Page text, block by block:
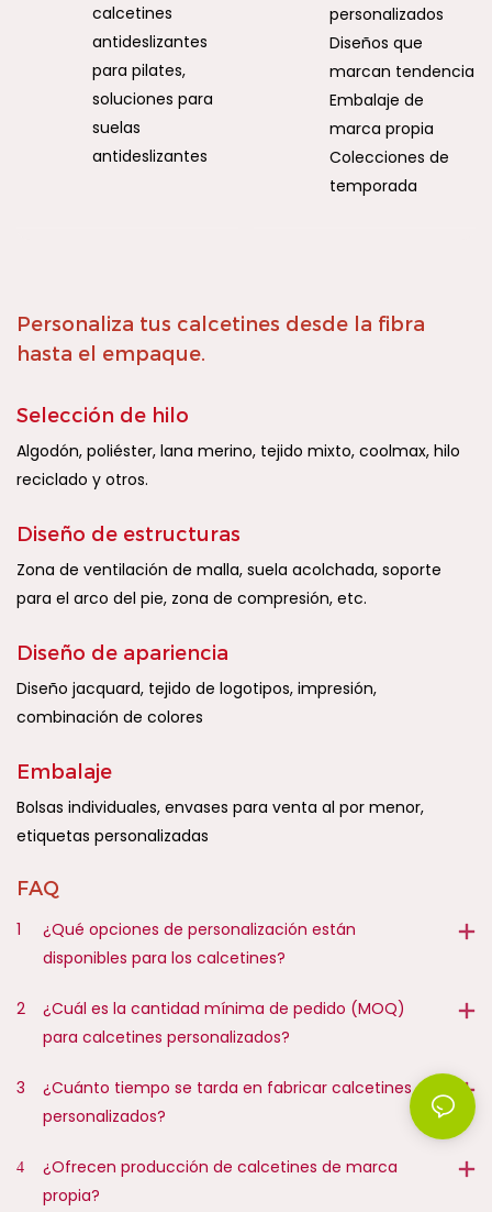
calcetines
antideslizantes
para pilates,
soluciones para
suelas
antideslizantes
personalizados
Diseños que
marcan tendencia
Embalaje de
marca propia
Colecciones de
temporada
Personaliza tus calcetines desde la fibra
hasta el empaque.
Selección de hilo
Algodón, poliéster, lana merino, tejido mixto, coolmax, hilo
reciclado y otros.
Diseño de estructuras
Zona de ventilación de malla, suela acolchada, soporte
para el arco del pie, zona de compresión, etc.
Diseño de apariencia
Diseño jacquard, tejido de logotipos, impresión,
combinación de colores
Embalaje
Bolsas individuales, envases para venta al por menor,
etiquetas personalizadas
FAQ
1
¿Qué opciones de personalización están
disponibles para los calcetines?
2
¿Cuál es la cantidad mínima de pedido (MOQ)
para calcetines personalizados?
3
¿Cuánto tiempo se tarda en fabricar calcetines
personalizados?
4
¿Ofrecen producción de calcetines de marca
propia?